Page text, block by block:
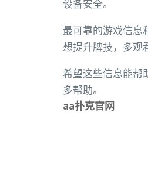
设备安全。
最可靠的游戏信息
想提升牌技，多观
希望这些信息能帮
多帮助。
aa扑克官网